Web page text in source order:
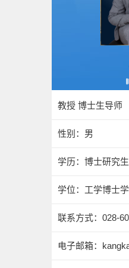
教授 博士生导师
性别：男
学历：博士研究
学位：工学博士
联系方式： 028-
电子邮箱：